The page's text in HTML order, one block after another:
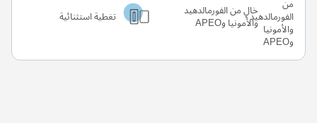
خالٍ من الفورمالدهيد
والأمونيا وAPEO تغطية استثنائية